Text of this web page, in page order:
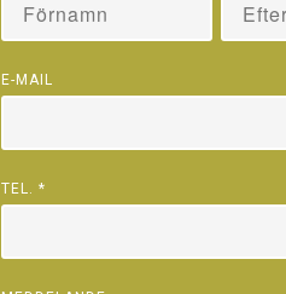
E-MAIL
TEL. *